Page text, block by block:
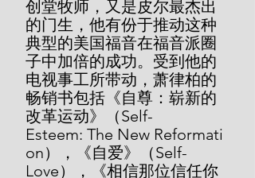
创堂牧师，又是皮尔最杰出
的门生，他有份于推动这种
典型的美国福音在福音派圈
子中加倍的成功。受到他的
电视事工所带动，萧律柏的
畅销书包括《自尊：崭新的
改革运动》（Self-
Esteem: The New Reformati
on），《自爱》（Self-
Love），《相信那位信任你